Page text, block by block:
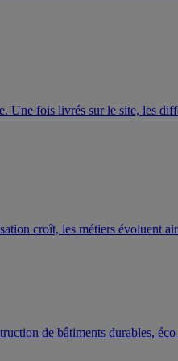
fois livrés sur le site, les
croît, les métiers évoluent
de bâtiments durables,